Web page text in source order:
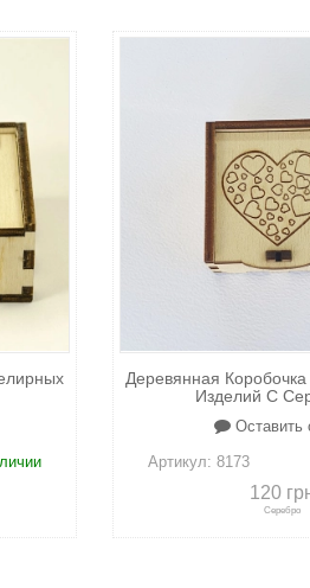
Деревянная
Изделий С
Оставить
Артикул:8173
120
Серебро